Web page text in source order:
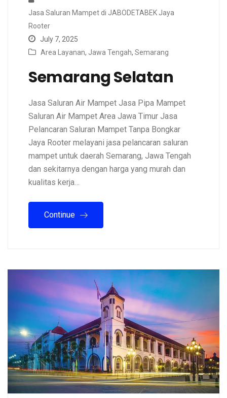
Jasa Saluran Mampet di JABODETABEK Jaya
Rooter
July 7, 2025
Area Layanan, Jawa Tengah, Semarang
Semarang Selatan
Jasa Saluran Air Mampet Jasa Pipa Mampet
Saluran Air Mampet Area Jawa Timur Jasa
Pelancaran Saluran Mampet Tanpa Bongkar
Jaya Rooter melayani jasa pelancaran saluran
mampet untuk daerah Semarang, Jawa Tengah
dan sekitarnya dengan harga yang murah dan
kualitas kerja…
Continue